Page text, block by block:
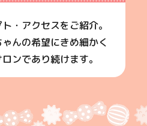
・アクセスをご紹介。
んの希望にきめ細かく
ンであり続けます。